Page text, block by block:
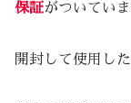
保証がついていま
開封して使用し